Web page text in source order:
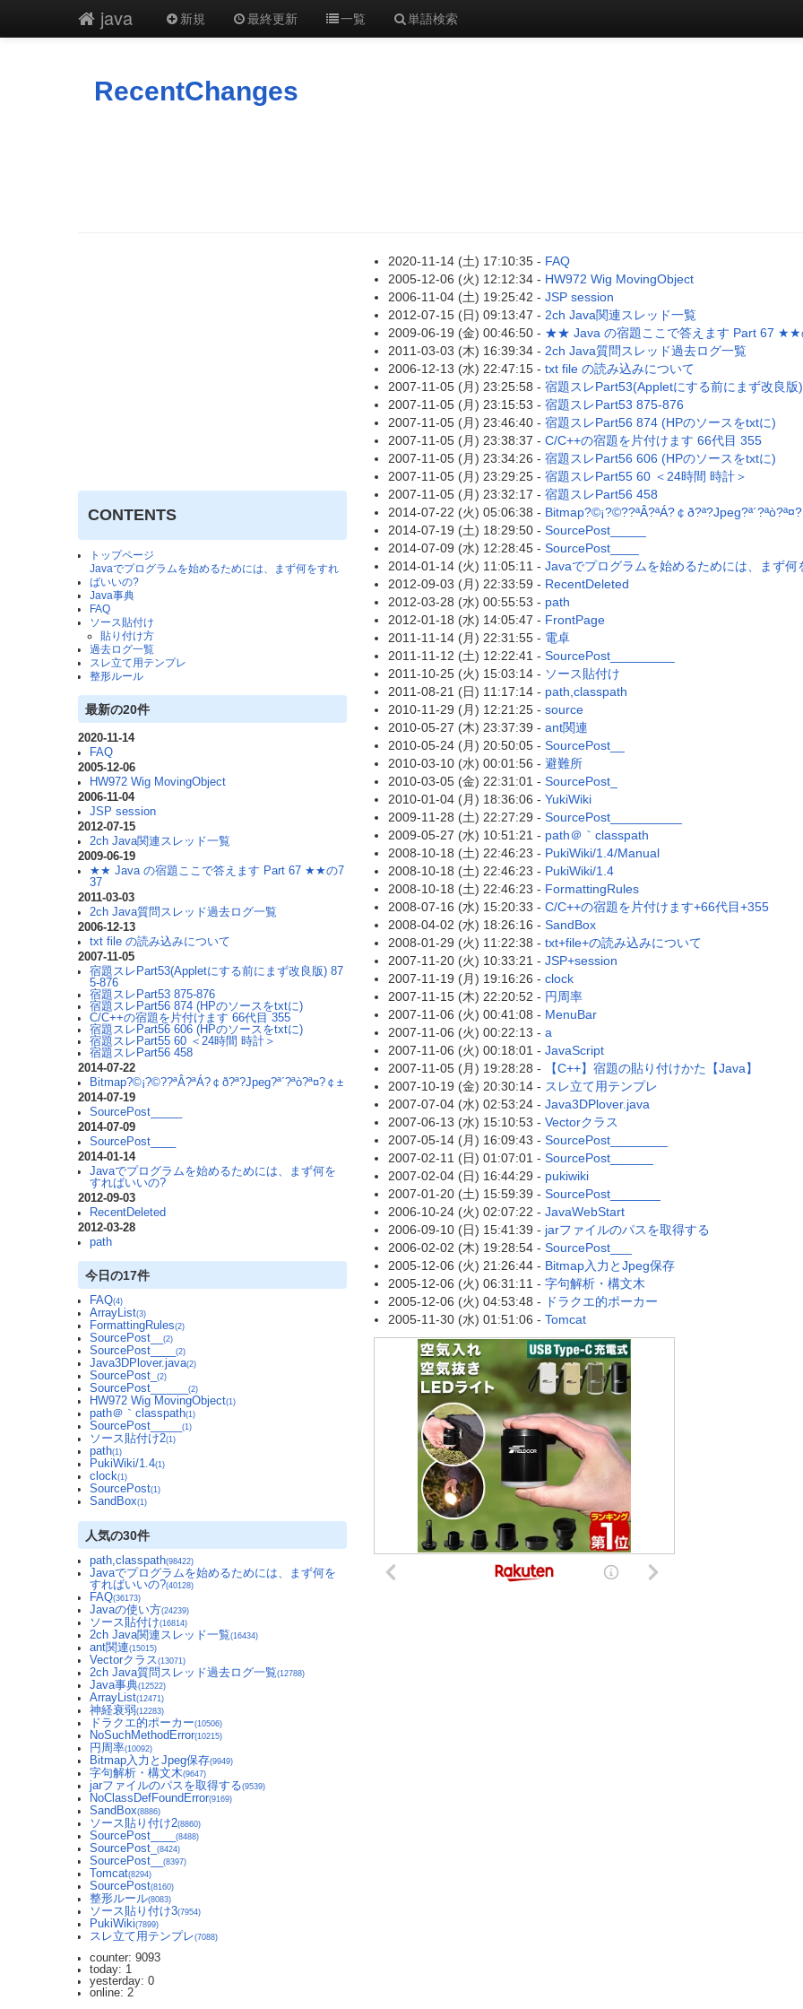
java 新規 最終更新 一覧 単語検索
RecentChanges
CONTENTS
トップページ
Javaでプログラムを始めるためには、まず何をすれ
ばいいの?
Java事典
FAQ
ソース貼付け
貼り付け方
過去ログ一覧
スレ立て用テンプレ
整形ルール
最新の20件
2020-11-14
FAQ
2005-12-06
HW972 Wig MovingObject
2006-11-04
JSP session
2012-07-15
2ch Java関連スレッド一覧
2009-06-19
★★ Java の宿題ここで答えます Part 67 ★★の7
37
2011-03-03
2ch Java質問スレッド過去ログ一覧
2006-12-13
txt file の読み込みについて
2007-11-05
宿題スレPart53(Appletにする前にまず改良版) 87
5-876
宿題スレPart53 875-876
宿題スレPart56 874 (HPのソースをtxtに)
C/C++の宿題を片付けます 66代目 355
宿題スレPart56 606 (HPのソースをtxtに)
宿題スレPart55 60 ＜24時間 時計＞
宿題スレPart56 458
2014-07-22
Bitmap?©¡?©??ªÂ?ªÁ?￠ð?ª?Jpeg?ª´?ªò?ª¤?￠±
2014-07-19
SourcePost_____
2014-07-09
SourcePost____
2014-01-14
Javaでプログラムを始めるためには、まず何を
すればいいの?
2012-09-03
RecentDeleted
2012-03-28
path
今日の17件
FAQ(4)
ArrayList(3)
FormattingRules(2)
SourcePost__ (2)
SourcePost____ (2)
Java3DPlover.java(2)
SourcePost_ (2)
SourcePost______ (2)
HW972 Wig MovingObject(1)
path＠｀classpath(1)
SourcePost_____ (1)
ソース貼付け2(1)
path(1)
PukiWiki/1.4(1)
clock(1)
SourcePost(1)
SandBox(1)
人気の30件
path,classpath(98422)
Javaでプログラムを始めるためには、まず何を
すればいいの?(40128)
FAQ(36173)
Javaの使い方(24239)
ソース貼付け(16814)
2ch Java関連スレッド一覧(16434)
ant関連(15015)
Vectorクラス(13071)
2ch Java質問スレッド過去ログ一覧(12788)
Java事典(12522)
ArrayList(12471)
神経衰弱(12283)
ドラクエ的ポーカー(10506)
NoSuchMethodError(10215)
円周率(10092)
Bitmap入力とJpeg保存(9949)
字句解析・構文木(9647)
jarファイルのパスを取得する(9539)
NoClassDefFoundError(9169)
SandBox(8886)
ソース貼り付け2(8860)
SourcePost____ (8488)
SourcePost_ (8424)
SourcePost__ (8397)
Tomcat(8294)
SourcePost(8160)
整形ルール(8083)
ソース貼り付け3(7954)
PukiWiki(7899)
スレ立て用テンプレ(7088)
counter: 9093
today: 1
yesterday: 0
online: 2
2020-11-14 (土) 17:10:35 - FAQ
2005-12-06 (火) 12:12:34 - HW972 Wig MovingObject
2006-11-04 (土) 19:25:42 - JSP session
2012-07-15 (日) 09:13:47 - 2ch Java関連スレッド一覧
2009-06-19 (金) 00:46:50 - ★★ Java の宿題ここで答えます Part 67 ★★
2011-03-03 (木) 16:39:34 - 2ch Java質問スレッド過去ログ一覧
2006-12-13 (水) 22:47:15 - txt file の読み込みについて
2007-11-05 (月) 23:25:58 - 宿題スレPart53(Appletにする前にまず改良版
2007-11-05 (月) 23:15:53 - 宿題スレPart53 875-876
2007-11-05 (月) 23:46:40 - 宿題スレPart56 874 (HPのソースをtxtに)
2007-11-05 (月) 23:38:37 - C/C++の宿題を片付けます 66代目 355
2007-11-05 (月) 23:34:26 - 宿題スレPart56 606 (HPのソースをtxtに)
2007-11-05 (月) 23:29:25 - 宿題スレPart55 60 ＜24時間 時計＞
2007-11-05 (月) 23:32:17 - 宿題スレPart56 458
2014-07-22 (火) 05:06:38 - Bitmap?©¡?©??ªÂ?ªÁ?￠
2014-07-19 (土) 18:29:50 - SourcePost_____
2014-07-09 (水) 12:28:45 - SourcePost____
2014-01-14 (火) 11:05:11 - Javaでプログラムを始めるためには、まず何
2012-09-03 (月) 22:33:59 - RecentDeleted
2012-03-28 (水) 00:55:53 - path
2012-01-18 (水) 14:05:47 - FrontPage
2011-11-14 (月) 22:31:55 - 電卓
2011-11-12 (土) 12:22:41 - SourcePost_________
2011-10-25 (火) 15:03:14 - ソース貼付け
2011-08-21 (日) 11:17:14 - path,classpath
2010-11-29 (月) 12:21:25 - source
2010-05-27 (木) 23:37:39 - ant関連
2010-05-24 (月) 20:50:05 - SourcePost__
2010-03-10 (水) 00:01:56 - 避難所
2010-03-05 (金) 22:31:01 - SourcePost_
2010-01-04 (月) 18:36:06 - YukiWiki
2009-11-28 (土) 22:27:29 - SourcePost__________
2009-05-27 (水) 10:51:21 - path＠｀classpath
2008-10-18 (土) 22:46:23 - PukiWiki/1.4/Manual
2008-10-18 (土) 22:46:23 - PukiWiki/1.4
2008-10-18 (土) 22:46:23 - FormattingRules
2008-07-16 (水) 15:20:33 - C/C++の宿題を片付けます+66代目+355
2008-04-02 (水) 18:26:16 - SandBox
2008-01-29 (火) 11:22:38 - txt+file+の読み込みについて
2007-11-20 (火) 10:33:21 - JSP+session
2007-11-19 (月) 19:16:26 - clock
2007-11-15 (木) 22:20:52 - 円周率
2007-11-06 (火) 00:41:08 - MenuBar
2007-11-06 (火) 00:22:13 - a
2007-11-06 (火) 00:18:01 - JavaScript
2007-11-05 (月) 19:28:28 -
【C++】宿題の貼り付けかた【Java】
2007-10-19 (金) 20:30:14 - スレ立て用テンプレ
2007-07-04 (水) 02:53:24 - Java3DPlover.java
2007-06-13 (水) 15:10:53 - Vectorクラス
2007-05-14 (月) 16:09:43 - SourcePost________
2007-02-11 (日) 01:07:01 - SourcePost______
2007-02-04 (日) 16:44:29 - pukiwiki
2007-01-20 (土) 15:59:39 - SourcePost_______
2006-10-24 (火) 02:07:22 - JavaWebStart
2006-09-10 (日) 15:41:39 - jarファイルのパスを取得する
2006-02-02 (木) 19:28:54 - SourcePost___
2005-12-06 (火) 21:26:44 - Bitmap入力とJpeg保存
2005-12-06 (火) 06:31:11 - 字句解析・構文木
2005-12-06 (火) 04:53:48 -
ドラクエ的ポーカー
2005-11-30 (水) 01:51:06 - Tomcat